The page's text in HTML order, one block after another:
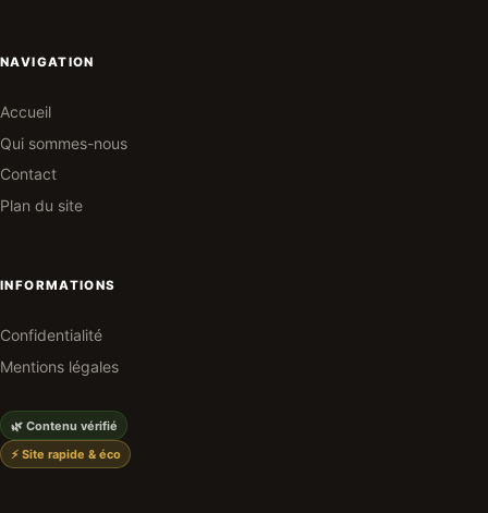
NAVIGATION
Accueil
Qui sommes-nous
Contact
Plan du site
INFORMATIONS
Confidentialité
Mentions légales
🌿 Contenu vérifié
⚡ Site rapide & éco